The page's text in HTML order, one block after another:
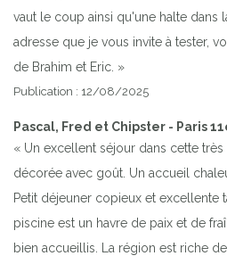
vaut le coup ainsi qu'une halte dans
adresse que je vous invite à tester,
de Brahim et Eric. »
Publication : 12/08/2025
Pascal, Fred et Chipster - Paris
« Un excellent séjour dans cette
décorée avec goût. Un accueil
Petit déjeuner copieux et excellente
piscine est un havre de paix et de
bien accueillis. La région est riche